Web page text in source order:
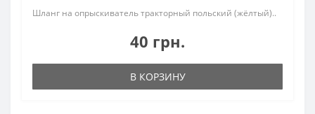
Шланг на опрыскиватель тракторный польский (жёлтый)..
40 грн.
В КОРЗИНУ